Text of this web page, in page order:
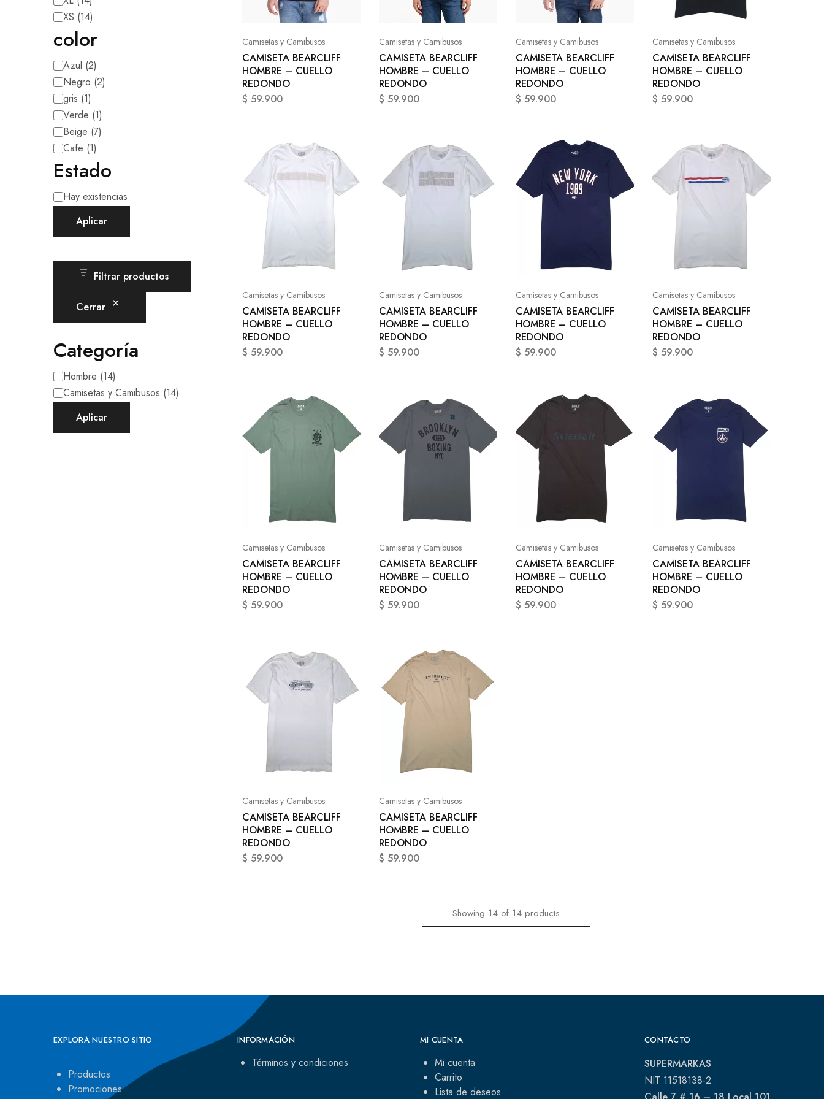
Camisetas y Camibusos
CAMISETA BEARCLIFF
HOMBRE – CUELLO
REDONDO
$ 59.900
Camisetas y Camibusos
CAMISETA BEARCLIFF
HOMBRE – CUELLO
REDONDO
$ 59.900
Camisetas y Camibusos
CAMISETA BEARCLIFF
HOMBRE – CUELLO
REDONDO
$ 59.900
Camisetas y Camibusos
CAMISETA BEARCLIFF
HOMBRE – CUELLO
REDONDO
$ 59.900
Camisetas y Camibusos
CAMISETA BEARCLIFF
HOMBRE – CUELLO
REDONDO
$ 59.900
Camisetas y Camibusos
CAMISETA BEARCLIFF
HOMBRE – CUELLO
REDONDO
$ 59.900
Camisetas y Camibusos
CAMISETA BEARCLIFF
HOMBRE – CUELLO
REDONDO
$ 59.900
Camisetas y Camibusos
CAMISETA BEARCLIFF
HOMBRE – CUELLO
REDONDO
$ 59.900
Camisetas y Camibusos
CAMISETA BEARCLIFF
HOMBRE – CUELLO
REDONDO
$ 59.900
Camisetas y Camibusos
CAMISETA BEARCLIFF
HOMBRE – CUELLO
REDONDO
$ 59.900
Camisetas y Camibusos
CAMISETA BEARCLIFF
HOMBRE – CUELLO
REDONDO
$ 59.900
Camisetas y Camibusos
CAMISETA BEARCLIFF
HOMBRE – CUELLO
REDONDO
$ 59.900
Camisetas y Camibusos
CAMISETA BEARCLIFF
HOMBRE – CUELLO
REDONDO
$ 59.900
Camisetas y Camibusos
CAMISETA BEARCLIFF
HOMBRE – CUELLO
REDONDO
$ 59.900
Showing 14of 14products
XS (14)
color
Azul (2)
Negro (2)
gris (1)
Verde (1)
Beige (7)
Cafe (1)
Estado
Hay existencias
Aplicar
Filtrar productos
Cerrar
Categoría
Hombre (14)
Camisetas y Camibusos (14)
Aplicar
EXPLORA NUESTRO SITIO
Productos
Promociones
INFORMACIÓN
Términos y condiciones
MI CUENTA
Mi cuenta
Carrito
Lista de deseos
CONTACTO
SUPERMARKAS
NIT 11518138-2